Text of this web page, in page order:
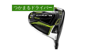
つかまるドライバー